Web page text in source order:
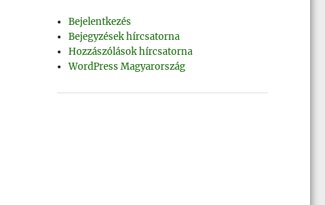
Bejelentkezés
Bejegyzések hírcsatorna
Hozzászólások hírcsatorna
WordPress Magyarország